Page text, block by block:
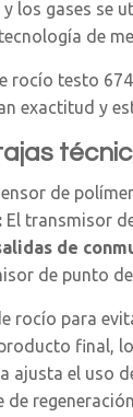
los gases se
de
testo
exactitud y
de
El transmisor
de
de punto
rocío para
final,
el uso
de